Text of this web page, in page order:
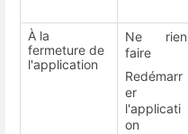
À la
fermeture de
l'application
Ne rien
faire
Redémarr
er
l'applicati
on